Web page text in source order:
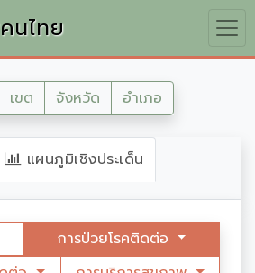
นไทย
เขต จังหวัด อำเภอ
แผนภูมิเชิงประเด็น
การป่วยโรคติดต่อ